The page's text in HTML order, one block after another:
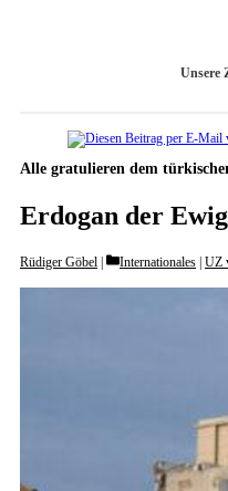
Unsere
Alle gratulieren dem
Erdogan der
Rüdiger Göbel Categories
Internationales UZ